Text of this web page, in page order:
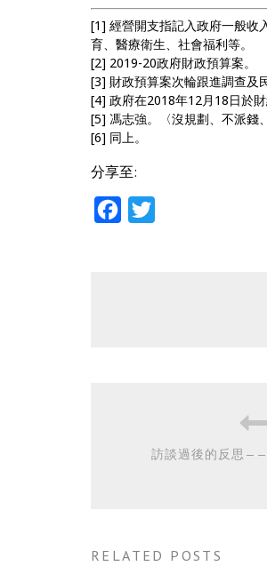
[1] 經營開支指記入政府一般收
育、醫療衛生、社會福利等。
[2] 2019-20政府財政預算案。
[3] 財政預算案次輪跟進調查及
[4] 政府在2018年12月18日於財
[5] 馮志強。〈沒規劃、不派錢
[6] 同上。
分享至:
Facebook
訪談過後的反思
RELATED POSTS